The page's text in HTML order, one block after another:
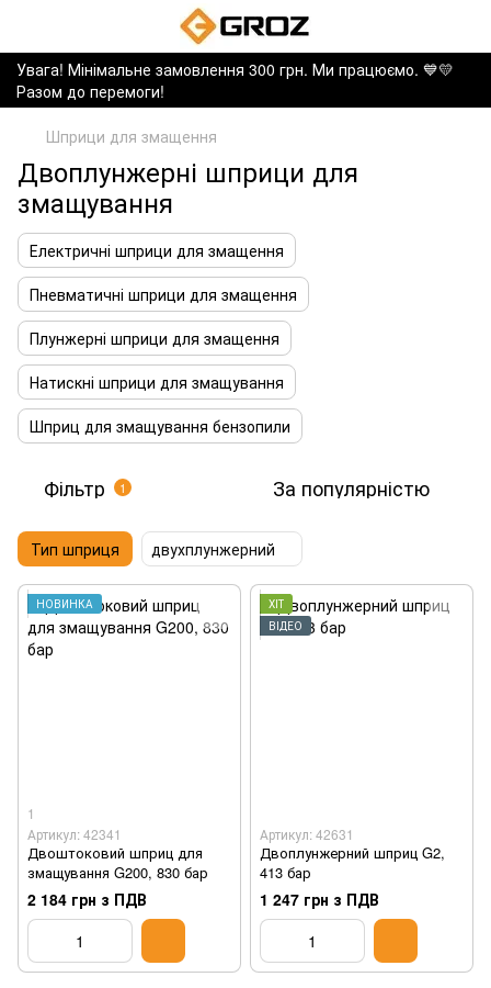
Увага! Мінімальне замовлення 300 грн. Ми працюємо. ​💙💛
Разом до перемоги!
Шприци для змащення
Двоплунжерні шприци для
змащування
Електричні шприци для змащення
Пневматичні шприци для змащення
Плунжерні шприци для змащення
Натискні шприци для змащування
Шприц для змащування бензопили
Фільтр 1 За популярністю
Тип шприця двухплунжерний
НОВИНКА
1
Артикул: 42341
Двоштоковий шприц для
змащування G200, 830 бар
2 184 грн з ПДВ
ХІТ
ВІДЕО
Артикул: 42631
Двоплунжерний шприц G2,
413 бар
1 247 грн з ПДВ